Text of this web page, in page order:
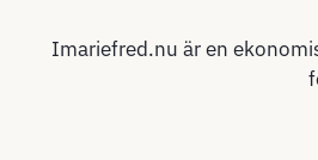
Imariefred.nu är en